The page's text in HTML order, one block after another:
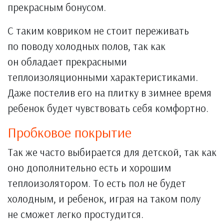
прекрасным бонусом.
С таким ковриком не стоит переживать
по поводу холодных полов, так как
он обладает прекрасными
теплоизоляционными характеристиками.
Даже постелив его на плитку в зимнее время
ребенок будет чувствовать себя комфортно.
Пробковое покрытие
Так же часто выбирается для детской, так как
оно дополнительно есть и хорошим
теплоизолятором. То есть пол не будет
холодным, и ребенок, играя на таком полу
не сможет легко простудится.